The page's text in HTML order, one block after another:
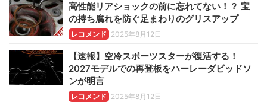
高性能リアショックの前に忘れてない！？ 宝
の持ち腐れを防ぐ足まわりのグリスアップ
レコメンド 2025年8月12日
【速報】空冷スポーツスターが復活する！
2027モデルでの再登板をハーレーダビッドソ
ンが明言
レコメンド 2025年8月12日